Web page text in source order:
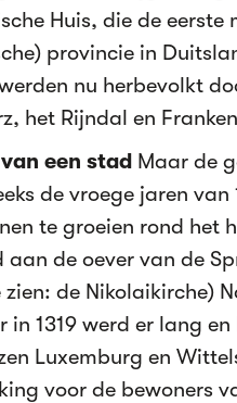
Huis, die de
provincie in
nu herbevolkt
het Rijndal en
een stad Maar de
de vroege jaren van
te groeien rond het
aan de oever van de
zien: de Nikolaikirche)
in 1319 werd er lang
Luxemburg en
voor de bewoners